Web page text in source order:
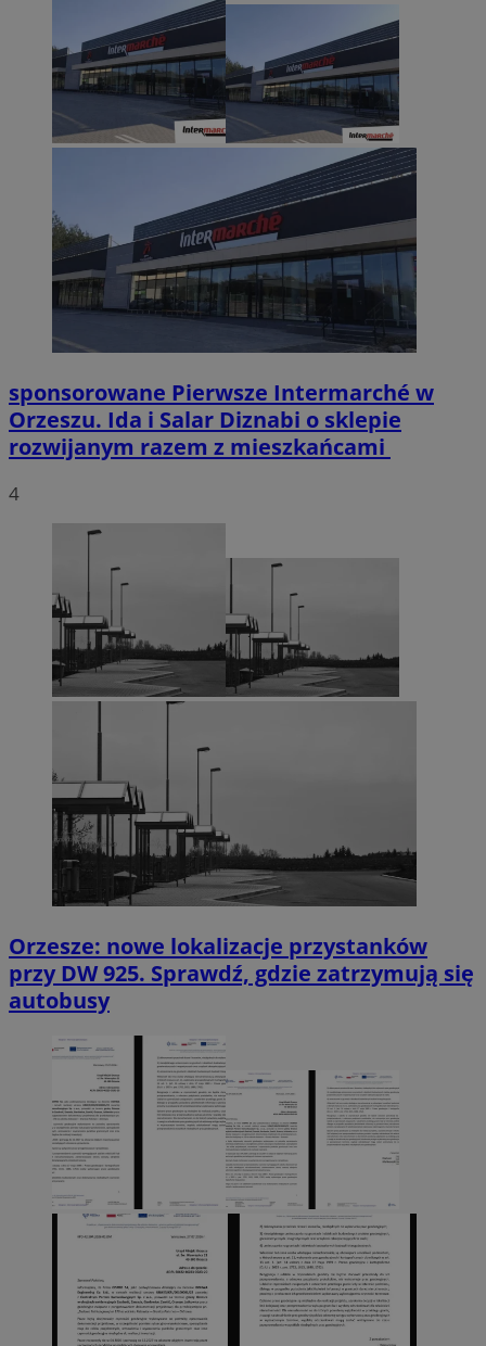
sponsorowane Pierwsze Intermarché w
Orzeszu. Ida i Salar Diznabi o sklepie
rozwijanym razem z mieszkańcami
4
Orzesze: nowe lokalizacje przystanków
przy DW 925. Sprawdź, gdzie zatrzymują się
autobusy